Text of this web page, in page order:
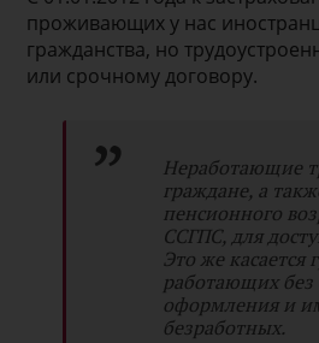
проживающих у нас
гражданства, но
или срочному договору.
Неработающие
граждане, а
пенсионного
ССГПС, для
Это же касается
работающих
оформления и
безработных.